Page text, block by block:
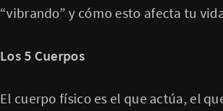
“vibrando” y cómo esto afecta tu
Los 5 Cuerpos
El cuerpo físico es el que actúa, el